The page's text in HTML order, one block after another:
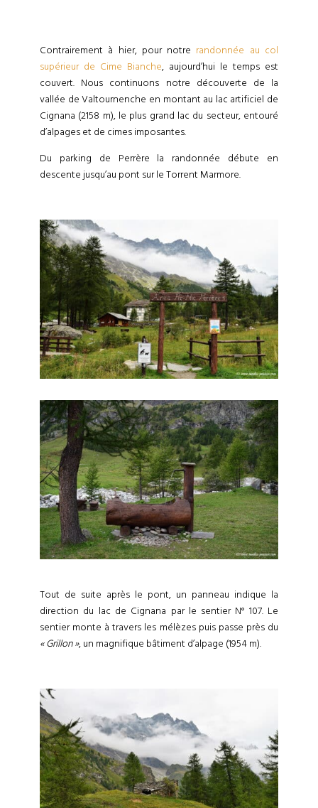
Contrairement à hier, pour notre randonnée au col
supérieur de Cime Bianche, aujourd’hui le temps est
couvert. Nous continuons notre découverte de la
vallée de Valtournenche en montant au lac artificiel de
Cignana (2158 m), le plus grand lac du secteur, entouré
d’alpages et de cimes imposantes.
Du parking de Perrère la randonnée débute en
descente jusqu’au pont sur le Torrent Marmore.
Tout de suite après le pont, un panneau indique la
direction du lac de Cignana par le sentier N° 107. Le
sentier monte à travers les mélèzes puis passe près du
« Grillon », un magnifique bâtiment d’alpage (1954 m).